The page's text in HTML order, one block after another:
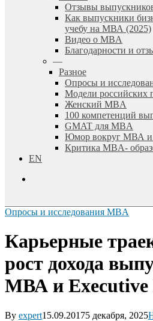
Отзывы
Как выпускники
учебу на МВА (2025)
Видео о MBA
Благодарности и
—
Разное
Опросы и
Модели
Женский MBA
100 компетенций
GMAT для MBA
Юмор вокруг МВА и
Критика MBA-
EN
Опросы и исследования MBA
Карьерные
рост дохода
МВА и
By expert15.09.20175 декабря, 2025